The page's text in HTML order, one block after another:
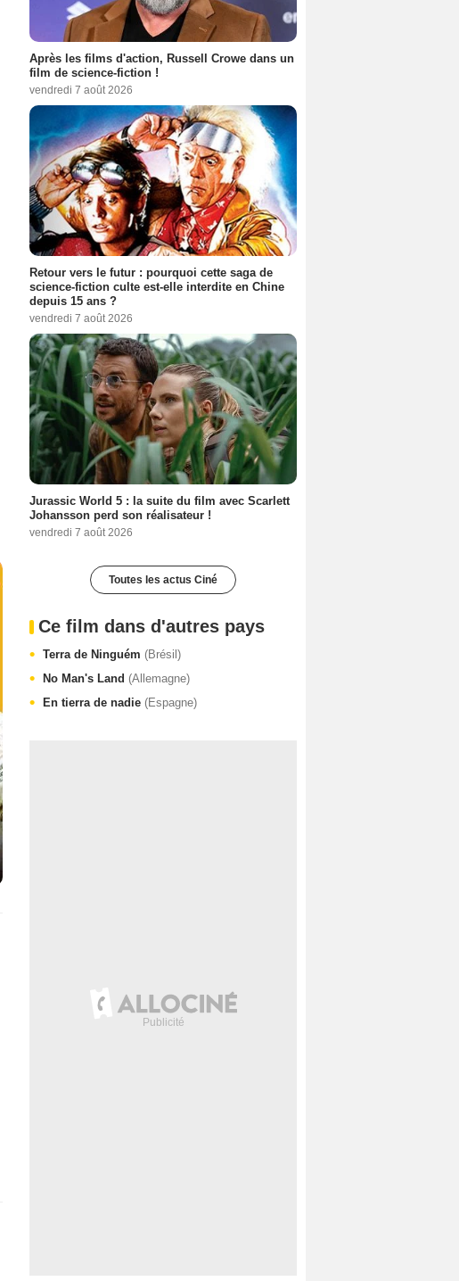
Après les films d'action, Russell Crowe dans un
film de science-fiction !
vendredi 7 août 2026
Retour vers le futur : pourquoi cette saga de
science-fiction culte est-elle interdite en Chine
depuis 15 ans ?
vendredi 7 août 2026
Jurassic World 5 : la suite du film avec Scarlett
Johansson perd son réalisateur !
vendredi 7 août 2026
Toutes les actus Ciné
Ce film dans d'autres pays
Terra de Ninguém (Brésil)
No Man's Land (Allemagne)
En tierra de nadie (Espagne)